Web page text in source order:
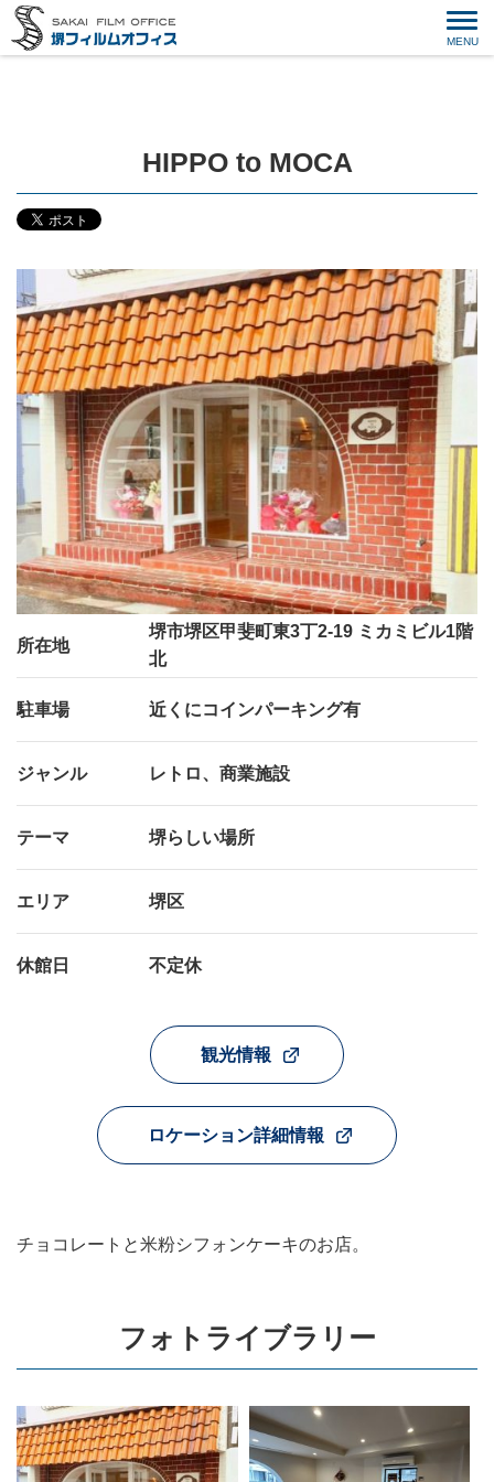
HIPPO to MOCA
所在地
堺市堺区甲斐町東3丁2-19 ミカミビル1階
北
駐車場 近くにコインパーキング有
ジャンル レトロ、商業施設
テーマ 堺らしい場所
エリア 堺区
休館日 不定休
観光情報
ロケーション詳細情報
チョコレートと米粉シフォンケーキのお店。
フォトライブラリー